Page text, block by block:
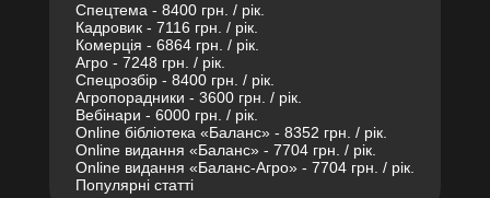
Спецтема - 8400 грн. / рік.
Кадровик - 7116 грн. / рік.
Комерція - 6864 грн. / рік.
Агро - 7248 грн. / рік.
Спецрозбір - 8400 грн. / рік.
Агропорадники - 3600 грн. / рік.
Вебінари - 6000 грн. / рік.
Online бібліотека «Баланс» - 8352 грн. / рік.
Online видання «Баланс» - 7704 грн. / рік.
Online видання «Баланс-Агро» - 7704 грн. / рік.
Популярні статті